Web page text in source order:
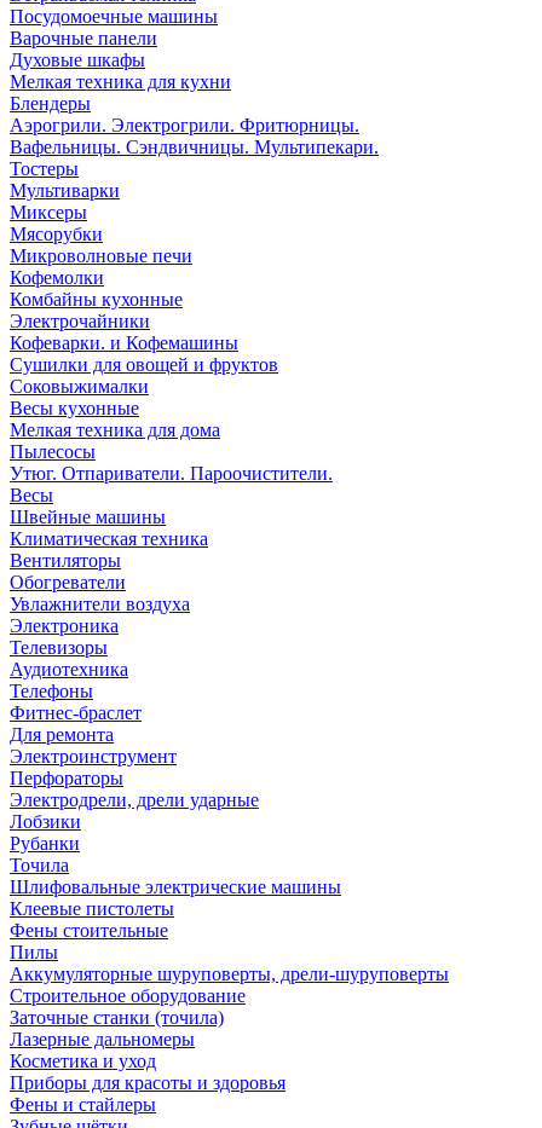
Посудомоечные машины
Варочные панели
Духовые шкафы
Мелкая техника для кухни
Блендеры
Аэрогрили. Электрогрили. Фритюрницы.
Вафельницы. Сэндвичницы. Мультипекари.
Тостеры
Мультиварки
Миксеры
Мясорубки
Микроволновые печи
Кофемолки
Комбайны кухонные
Электрочайники
Кофеварки. и Кофемашины
Сушилки для овощей и фруктов
Соковыжималки
Весы кухонные
Мелкая техника для дома
Пылесосы
Утюг. Отпариватели. Пароочистители.
Весы
Швейные машины
Климатическая техника
Вентиляторы
Обогреватели
Увлажнители воздуха
Электроника
Телевизоры
Аудиотехника
Телефоны
Фитнес-браслет
Для ремонта
Электроинструмент
Перфораторы
Электродрели, дрели ударные
Лобзики
Рубанки
Точила
Шлифовальные электрические машины
Клеевые пистолеты
Фены стоительные
Пилы
Аккумуляторные шуруповерты, дрели-шуруповерты
Строительное оборудование
Заточные станки (точила)
Лазерные дальномеры
Косметика и уход
Приборы для красоты и здоровья
Фены и стайлеры